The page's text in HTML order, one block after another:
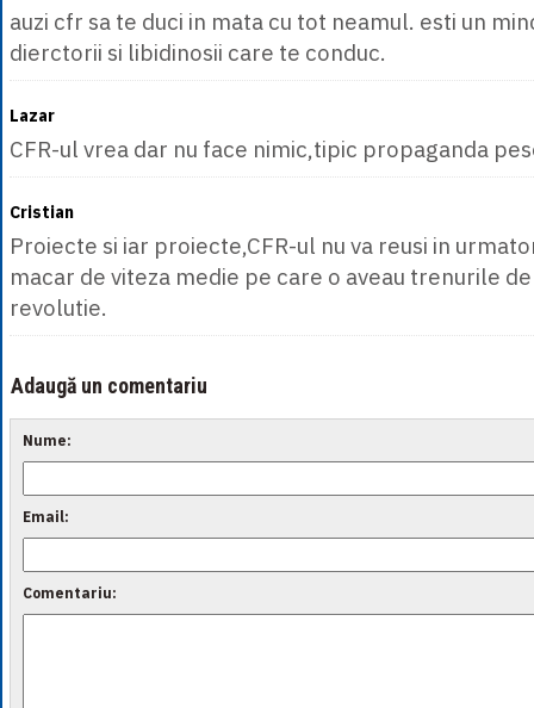
auzi cfr sa te duci in mata cu tot neamul. esti un
dierctorii si libidinosii care te conduc.
Lazar
CFR-ul vrea dar nu face nimic,tipic propaganda
Cristian
Proiecte si iar proiecte,CFR-ul nu va reusi in
macar de viteza medie pe care o aveau trenurile
revolutie.
Adaugă un comentariu
Nume:
Email:
Comentariu: